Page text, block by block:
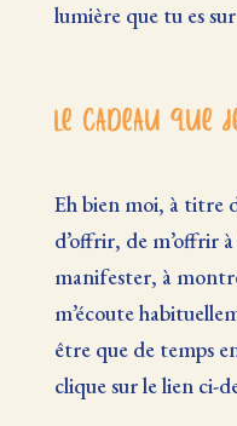
lumière que tu es
Le cadeau que
Eh bien moi, à titre
d’offrir, de m’offrir
manifester, à
m’écoute
être que de temps
clique sur le lien ci-